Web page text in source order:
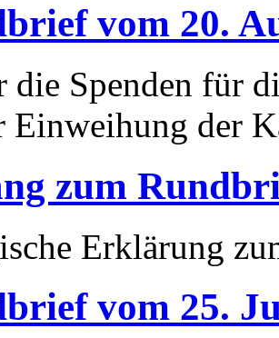
vom 20.
die Spenden für
der
zum
Erklärung
vom 25.